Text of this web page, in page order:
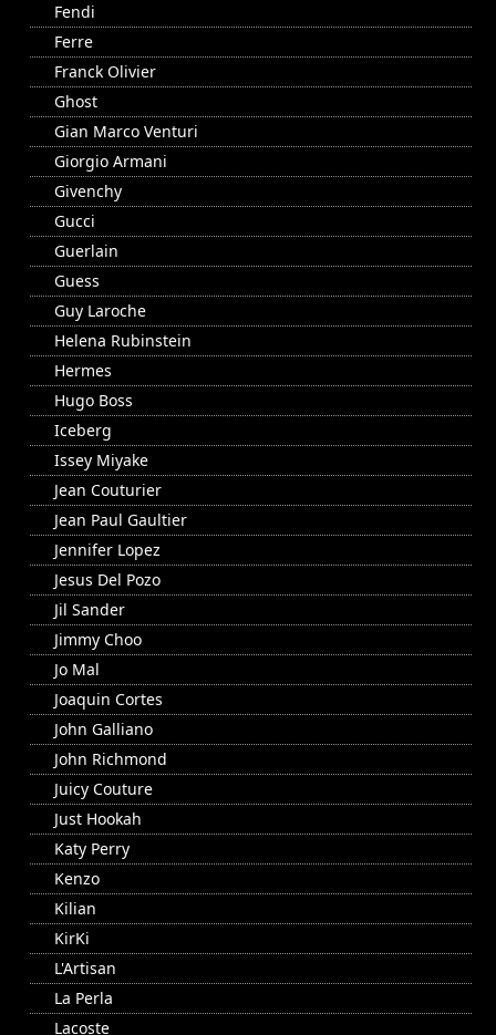
Fendi
Ferre
Franck Olivier
Ghost
Gian Marco Venturi
Giorgio Armani
Givenchy
Gucci
Guerlain
Guess
Guy Laroche
Helena Rubinstein
Hermes
Hugo Boss
Iceberg
Issey Miyake
Jean Couturier
Jean Paul Gaultier
Jennifer Lopez
Jesus Del Pozo
Jil Sander
Jimmy Choo
Jo Mal
Joaquin Cortes
John Galliano
John Richmond
Juicy Couture
Just Hookah
Katy Perry
Kenzo
Kilian
KirKi
L'Artisan
La Perla
Lacoste